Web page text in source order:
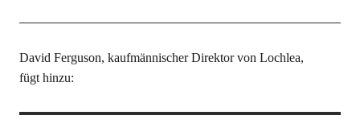
David Fer­gu­son, kauf­män­ni­scher Direk­tor von Loch­lea,
fügt hinzu: